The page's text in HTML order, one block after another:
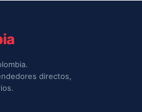
directos,